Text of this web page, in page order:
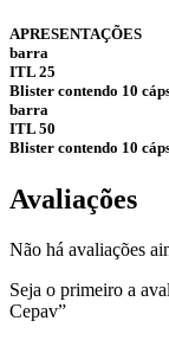
APRESENTAÇÕES
barra
ITL 25
Blister contendo 10
barra
ITL 50
Blister contendo 10
Avaliações
Não há avaliações
Seja o primeiro a
Cepav”